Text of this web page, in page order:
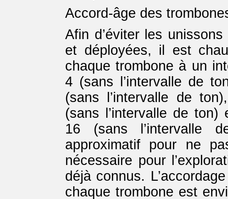
Accord-âge des
Afin d’éviter les
et déployées, il est
chaque trombone à un
4 (sans l’intervalle de
(sans l’intervalle de
(sans l’intervalle de ton)
16 (sans l’intervalle
approximatif pour ne
nécessaire pour
déjà connus.
chaque trombone est